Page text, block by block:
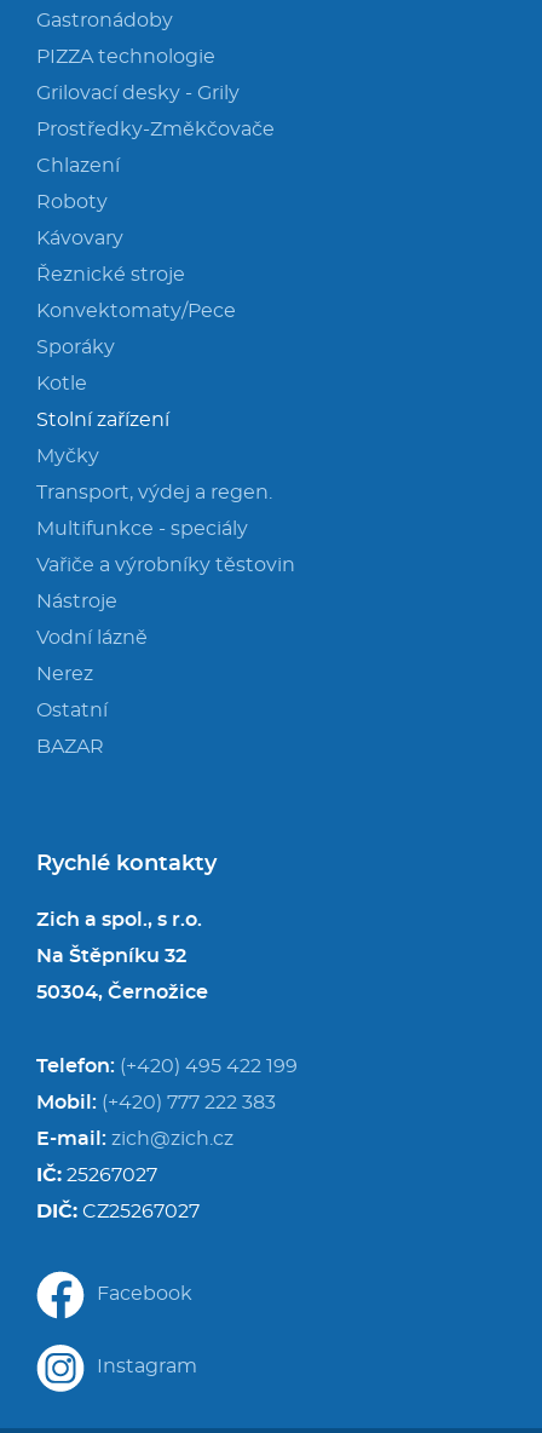
Gastronádoby
PIZZA technologie
Grilovací desky - Grily
Prostředky-Změkčovače
Chlazení
Roboty
Kávovary
Řeznické stroje
Konvektomaty/Pece
Sporáky
Kotle
Stolní zařízení
Myčky
Transport, výdej a regen.
Multifunkce - speciály
Vařiče a výrobníky těstovin
Nástroje
Vodní lázně
Nerez
Ostatní
BAZAR
Rychlé kontakty
Zich a spol., s r.o.
Na Štěpníku 32
50304, Černožice
Telefon: (+420) 495 422 199
Mobil: (+420) 777 222 383
E-mail: zich@zich.cz
IČ: 25267027
DIČ: CZ25267027
Facebook
Instagram